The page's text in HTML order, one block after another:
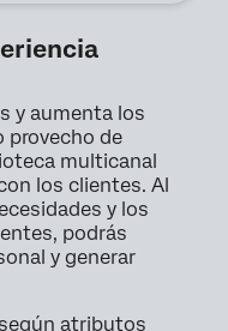
y aumenta los
provecho de
multicanal
los clientes. Al
y los
podrás
y generar
atributos